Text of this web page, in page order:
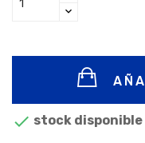
 stock disponible